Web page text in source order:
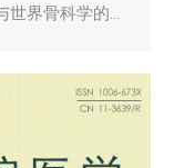
世界骨科学的…